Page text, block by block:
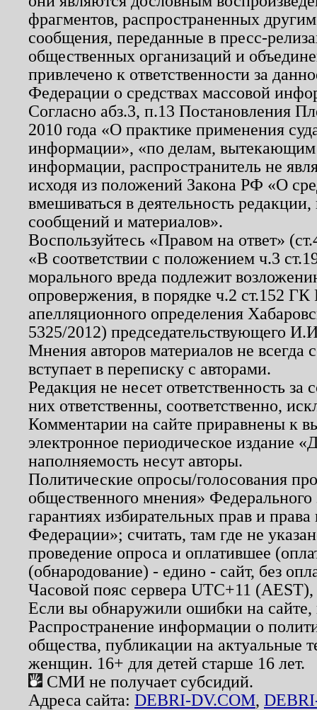
фрагментов, распространенных
сообщения, переданные в пресс-
общественных организаций и
привлечено к ответственности за
Федерации о средствах массовой
Согласно абз.3, п.13 Постановления
2010 года «О практике применения
информации», «по делам, вытекающим
информации, распространитель не
исходя из положений Закона РФ «О
вмешиваться в деятельность
сообщений и материалов».
Воспользуйтесь «Правом на ответ»
«В соответствии с положением ч.3
морального вреда подлежит
опровержения, в порядке ч.2 ст.152
апелляционного определения
5325/2012) председательствующего
Мнения авторов материалов не
вступает в переписку с авторами.
Редакция не несет ответственность
них ответственны, соответственно,
Комментарии на сайте приравнены к
электронное периодическое издание
наполняемость несут авторы.
Политические опросы/голосования
общественного мнения»
гарантиях избирательных прав и
Федерации»; считать, там где не
проведение опроса и оплатившее
(обнародование) - едино - сайт, без
Часовой пояс сервера UTC+11
Если вы обнаружили ошибки на
Распространение информации о
общества, публикации на актуальные
женщин. 16+ для детей старше 16 лет.
СМИ не получает субсидий.
Адреса сайта: DEBRI-DV.COM,